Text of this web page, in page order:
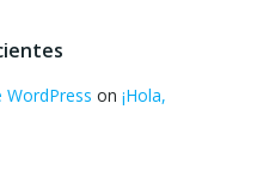
on ¡Hola,